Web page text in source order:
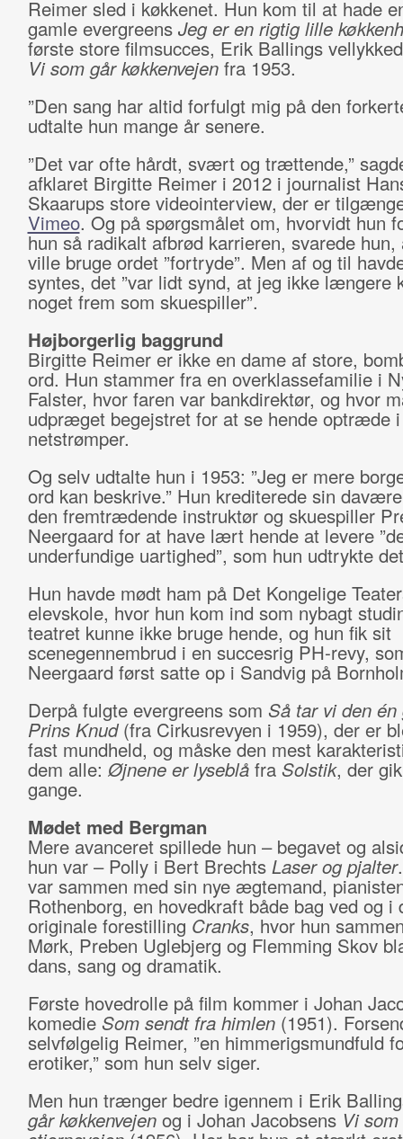
Reimer sled i køkkenet. Hun kom til at hade
gamle evergreens Jeg er en rigtig lille
første store filmsucces, Erik Ballings
Vi som går køkkenvejen fra 1953.
”Den sang har altid forfulgt mig på den
udtalte hun mange år senere.
”Det var ofte hårdt, svært og trættende,”
afklaret Birgitte Reimer i 2012 i journalist
Skaarups store videointerview, der er
Vimeo. Og på spørgsmålet om, hvorvidt hun
hun så radikalt afbrød karrieren, svarede hun,
ville bruge ordet ”fortryde”. Men af og til
syntes, det ”var lidt synd, at jeg ikke længere
noget frem som skuespiller”.
Højborgerlig baggrund
Birgitte Reimer er ikke en dame af store,
ord. Hun stammer fra en overklassefamilie i
Falster, hvor faren var bankdirektør, og hvor
udpræget begejstret for at se hende optræde i
netstrømper.
Og selv udtalte hun i 1953: ”Jeg er mere
ord kan beskrive.” Hun krediterede sin
den fremtrædende instruktør og skuespiller
Neergaard for at have lært hende at levere
underfundige uartighed”, som hun udtrykte
Hun havde mødt ham på Det Kongelige
elevskole, hvor hun kom ind som nybagt
teatret kunne ikke bruge hende, og hun fik sit
scenegennembrud i en succesrig PH-revy,
Neergaard først satte op i Sandvig på
Derpå fulgte evergreens som Så tar vi den
Prins Knud(fra Cirkusrevyen i 1959), der er
fast mundheld, og måske den mest
dem alle: Øjnene er lyseblåfra Solstik, der
gange.
Mødet med Bergman
Mere avanceret spillede hun – begavet og
hun var – Polly i Bert Brechts Laser og pjalter
var sammen med sin nye ægtemand,
Rothenborg, en hovedkraft både bag ved og i
originale forestilling Cranks, hvor hun
Mørk, Preben Uglebjerg og Flemming Skov
dans, sang og dramatik.
Første hovedrolle på film kommer i Johan
komedie Som sendt fra himlen (1951).
selvfølgelig Reimer, ”en himmerigsmundfuld
erotiker,” som hun selv siger.
Men hun trænger bedre igennem i Erik
går køkkenvejenog i Johan Jacobsens Vi